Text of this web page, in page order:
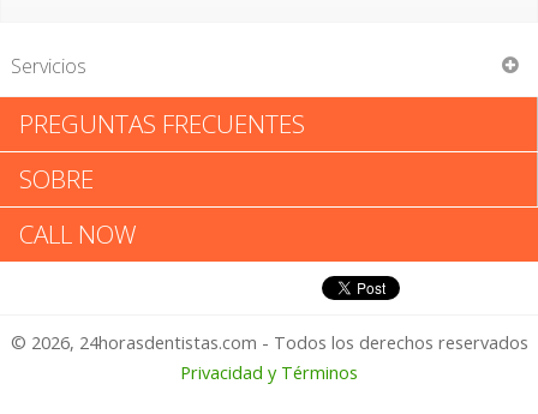
Servicios
Penfield Orthodontics
Penfield Orthodontics: Califica
tu Experiencia
1 – No Feliz
PREGUNTAS FRECUENTES
SOBRE
CALL NOW
© 2026, 24horasdentistas.com - Todos los derechos reservados
Privacidad y Términos